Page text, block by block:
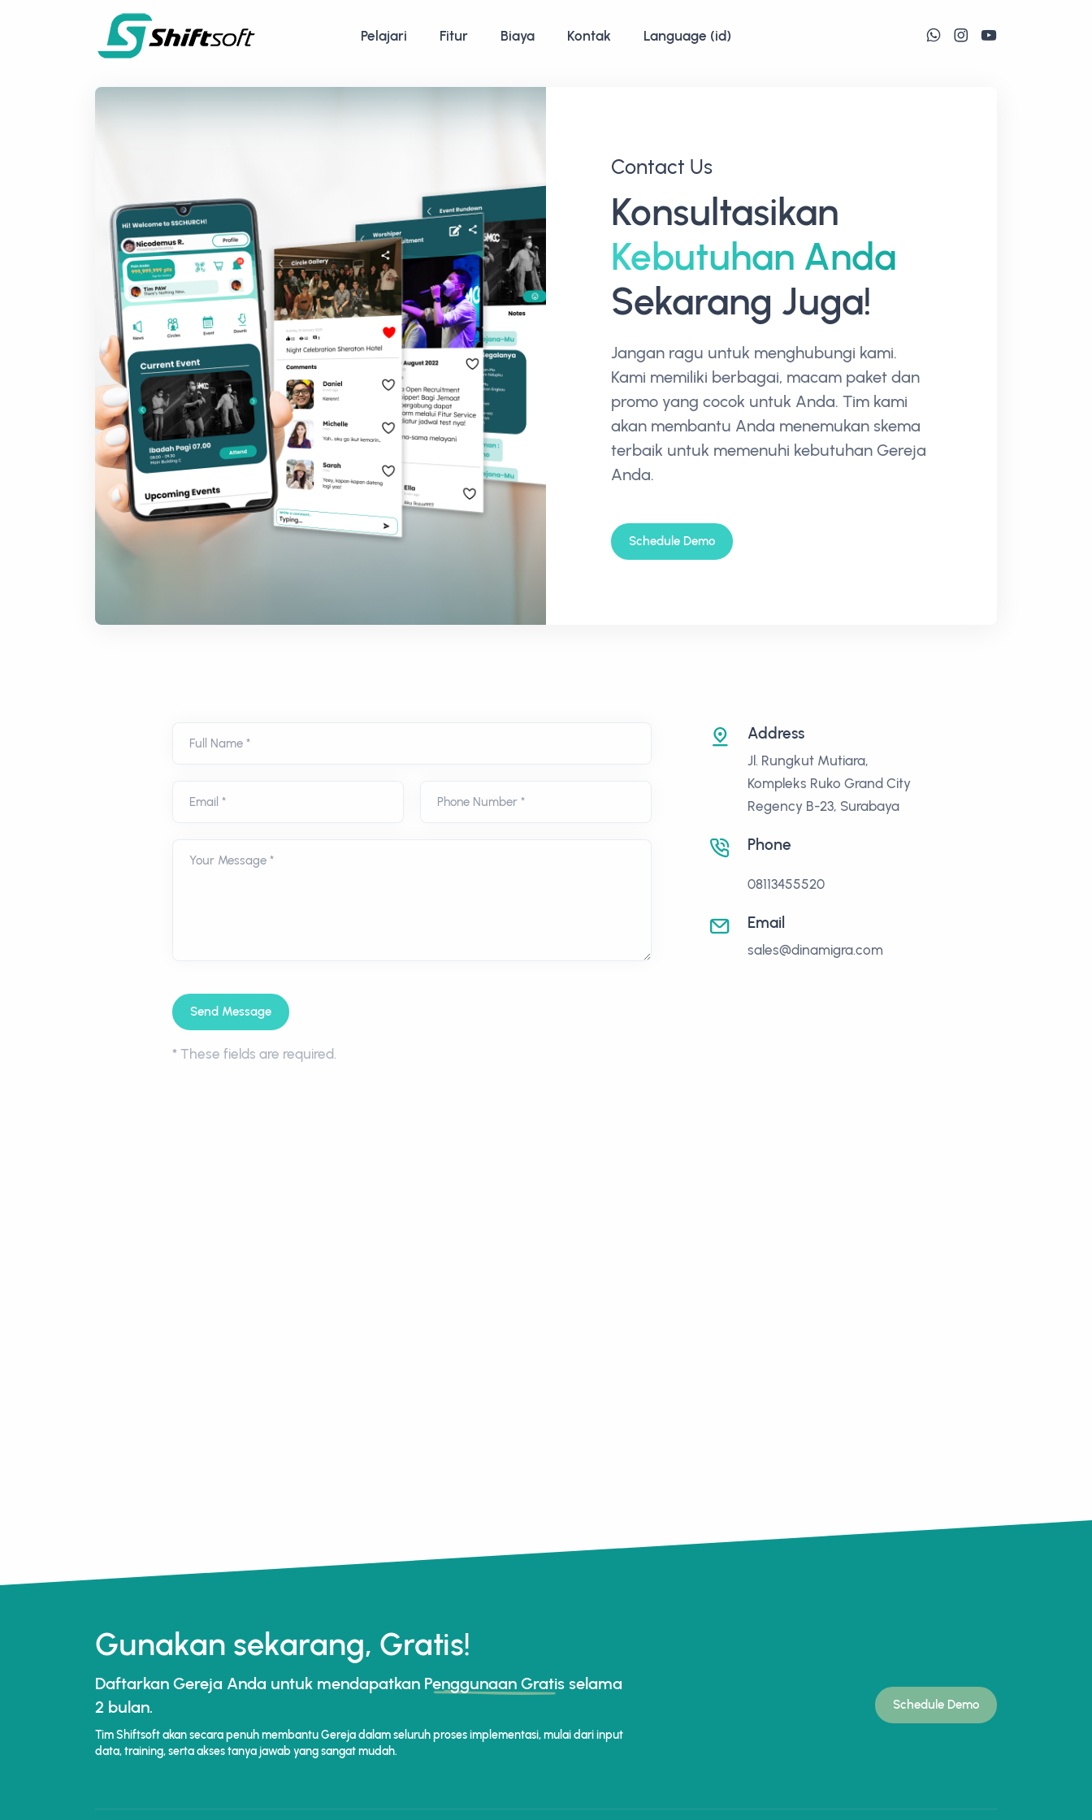
Pelajari Fitur Biaya Kontak Language (id)
Contact Us
Konsultasikan
Kebutuhan Anda
Sekarang Juga!
Jangan ragu untuk menghubungi kami.
Kami memiliki berbagai, macam paket dan
promo yang cocok untuk Anda. Tim kami
akan membantu Anda menemukan skema
terbaik untuk memenuhi kebutuhan Gereja
Anda.
Schedule Demo
Full Name *
Email * Phone Number *
Your Message *
* These fields are required.
Address
Jl. Rungkut Mutiara,
Kompleks Ruko Grand City
Regency B-23, Surabaya
Phone
08113455520
Email
sales@dinamigra.com
Gunakan sekarang, Gratis!
Daftarkan Gereja Anda untuk mendapatkan Penggunaan Gratis selama
2 bulan.
Tim Shiftsoft akan secara penuh membantu Gereja dalam seluruh proses implementasi, mulai dari input
data, training, serta akses tanya jawab yang sangat mudah.
Schedule Demo